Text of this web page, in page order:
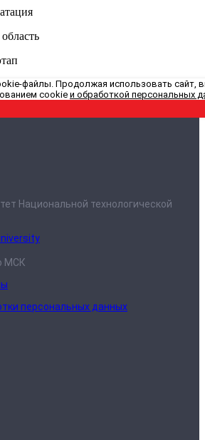
файлы. Продолжая использовать сайт,
cookie и обработкой персональных
Национальной технологической
МСК
персональных данных